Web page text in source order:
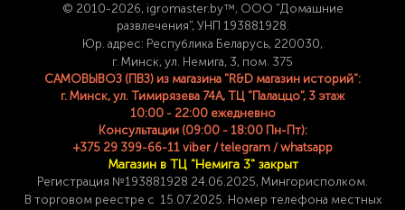
© 2010-2026, igromaster.by™, ООО "Домашние
развлечения", УНП 193881928.
Юр. адрес: Республика Беларусь, 220030,
г. Минск, ул. Немига, 3, пом. 375
САМОВЫВОЗ (ПВЗ) из магазина "R&D магазин историй":
г. Минск, ул. Тимирязева 74A, ТЦ "Палаццо", 3 этаж
10:00 - 22:00 ежедневно
Консультации (09:00 - 18:00 Пн-Пт):
+375 29 399-66-11 viber / telegram / whatsapp
Магазин в ТЦ "Немига 3" закрыт
Регистрация №193881928 24 .06.2025, Мингорисполком.
В торговом реестре с 15.07.2025. Номер телефона местных